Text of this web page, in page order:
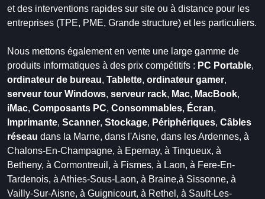
et des interventions rapides sur site ou à distance pour les
entreprises (TPE, PME, Grande structure) et les particuliers.
Nous mettons également en vente une large gamme de
produits informatiques à des prix compétitifs : PC Portable,
ordinateur de bureau, Tablette, ordinateur gamer,
serveur tour Windows, serveur rack, Mac, MacBook,
iMac, Composants PC, Consommables, Écran,
Imprimante, Scanner, Stockage, Périphériques, Câbles
réseau dans la Marne, dans l'Aisne, dans les Ardennes, à
Chalons-En-Champagne, à Epernay, à Tinqueux, à
Betheny, à Cormontreuil, à Fismes, à Laon, à Fere-En-
Tardenois, à Athies-Sous-Laon, à Braine,à Sissonne, à
Vailly-Sur-Aisne, à Guignicourt, à Rethel, à Sault-Les-